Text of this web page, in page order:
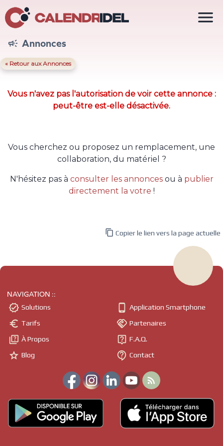
 Annonces
« Retour aux Annonces
Vous n'avez pas l'autorisation de voir cette annonce :
peut-être est-elle désactivée.
Vous cherchez ou proposez un remplacement, une
collaboration, du matériel ?
N'hésitez pas à consulter les annoncesou à publier
directement la votre !

 Copier le lien vers la page actuelle
NAVIGATION ::
 Solutions
 Tarifs
 À Propos
 Blog
 Application Smartphone
 Partenaires
 F.A.Q.
 Contact
